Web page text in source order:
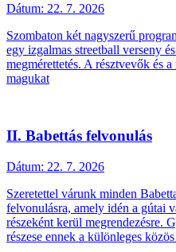
Dátum: 22. 7. 2026
Szombaton két nagyszerű
egy izgalmas streetball verseny
megmérettetés. A résztvevők és
magukat
II. Babettás felvonulás
Dátum: 22. 7. 2026
Szeretettel várunk minden
felvonulásra, amely idén a gútai
részeként kerül megrendezésre.
részese ennek a különleges